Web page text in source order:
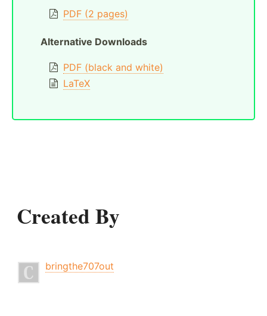
PDF (2 pages)
Alternative Downloads
PDF (black and white)
LaTeX
Created By
bringthe707out